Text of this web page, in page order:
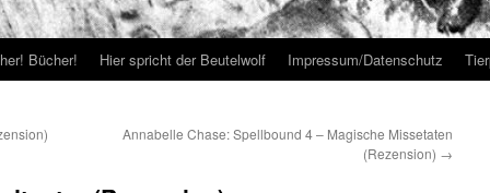
Bücher! Hier spricht der Beutelwolf Impressum/Datenschutz
Annabelle Chase: Spellbound 4 – Magische Missetaten
(Rezension) →